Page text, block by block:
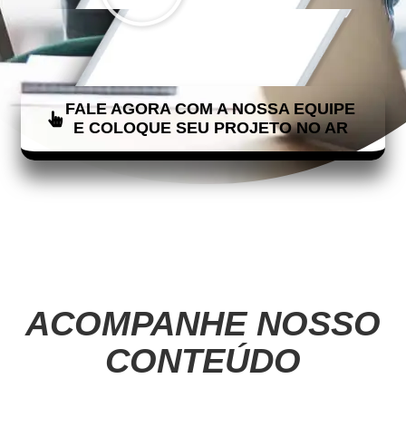
FALE AGORA COM A NOSSA EQUIPE
E COLOQUE SEU PROJETO NO AR
ACOMPANHE NOSSO
CONTEÚDO